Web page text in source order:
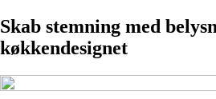
Skab stemning med
køkkendesignet